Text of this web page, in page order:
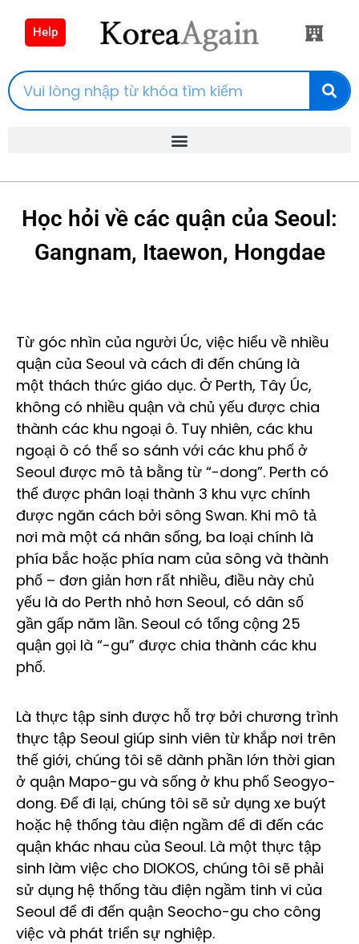
Help
Học hỏi về các quận của Seoul:
Gangnam, Itaewon, Hongdae
Từ góc nhìn của người Úc, việc hiểu về nhiều
quận của Seoul và cách đi đến chúng là
một thách thức giáo dục. Ở Perth, Tây Úc,
không có nhiều quận và chủ yếu được chia
thành các khu ngoại ô. Tuy nhiên, các khu
ngoại ô có thể so sánh với các khu phố ở
Seoul được mô tả bằng từ “-dong”. Perth có
thể được phân loại thành 3 khu vực chính
được ngăn cách bởi sông Swan. Khi mô tả
nơi mà một cá nhân sống, ba loại chính là
phía bắc hoặc phía nam của sông và thành
phố – đơn giản hơn rất nhiều, điều này chủ
yếu là do Perth nhỏ hơn Seoul, có dân số
gần gấp năm lần. Seoul có tổng cộng 25
quận gọi là “-gu” được chia thành các khu
phố.
Là thực tập sinh được hỗ trợ bởi chương trình
thực tập Seoul giúp sinh viên từ khắp nơi trên
thế giới, chúng tôi sẽ dành phần lớn thời gian
ở quận Mapo-gu và sống ở khu phố Seogyo-
dong. Để đi lại, chúng tôi sẽ sử dụng xe buýt
hoặc hệ thống tàu điện ngầm để đi đến các
quận khác nhau của Seoul. Là một thực tập
sinh làm việc cho DIOKOS, chúng tôi sẽ phải
sử dụng hệ thống tàu điện ngầm tinh vi của
Seoul để đi đến quận Seocho-gu cho công
việc và phát triển sự nghiệp.